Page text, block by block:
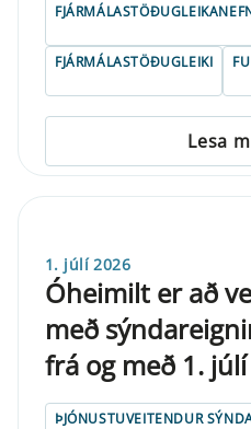
FJÁRMÁLASTÖÐUGLEIKI
Lesa
1. júlí 2026
Óheimilt er að
með
frá og með 1.
ÞJÓNUSTUVEITENDUR